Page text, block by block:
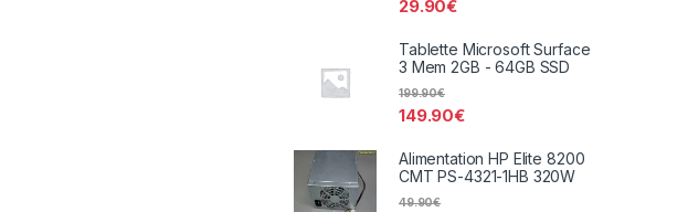
29.90€
Tablette Microsoft Surface
3 Mem 2GB - 64GB SSD
149.90€
199.90€
Alimentation HP Elite 8200
CMT PS-4321-1HB 320W
49.90€